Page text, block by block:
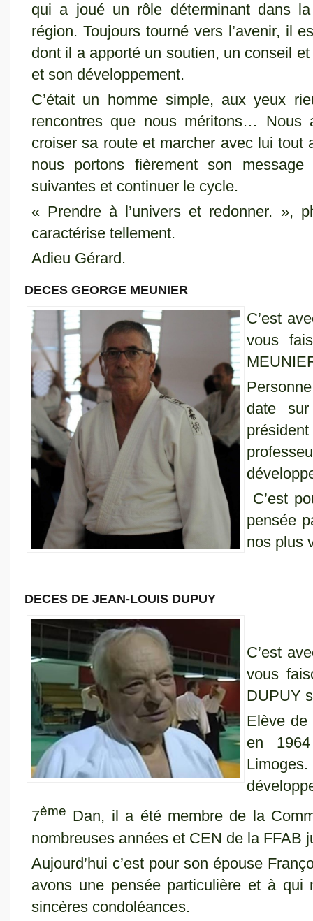
qui a joué un rôle déterminant dans
région. Toujours tourné vers l’avenir, il
dont il a apporté un soutien, un conseil
et son développement.
C’était un homme simple, aux yeux
rencontres que nous méritons… Nous
croiser sa route et marcher avec lui tout
nous portons fièrement son
suivantes et continuer le cycle.
« Prendre à l’univers et redonner. »,
caractérise tellement.
Adieu Gérard.
DECES GEORGE MEUNIER
C’est
vous
date
C’est
pensée
nos plus
DECES DE JEAN-LOUIS DUPUY
C’est
vous
DUPUY
Elève de
en
7ème Dan, il a été membre de la
nombreuses années et CEN de la FFAB
Aujourd’hui c’est pour son épouse
avons une pensée particulière et à
sincères condoléances.